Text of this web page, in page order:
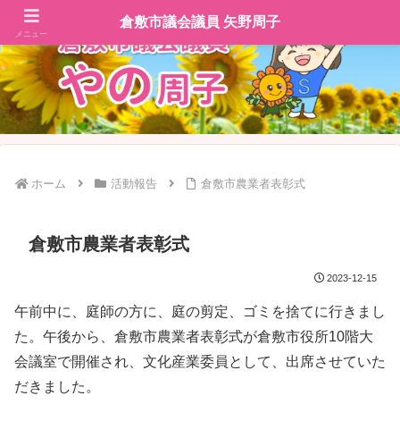
ホーム 活動報告 倉敷市農業者表彰式
倉敷市農業者表彰式
2023-12-15
午前中に、庭師の方に、庭の剪定、ゴミを捨てに行きまし
た。午後から、倉敷市農業者表彰式が倉敷市役所10階大
会議室で開催され、文化産業委員として、出席させていた
だきました。
メニュー
倉敷市議会議員 矢野周子